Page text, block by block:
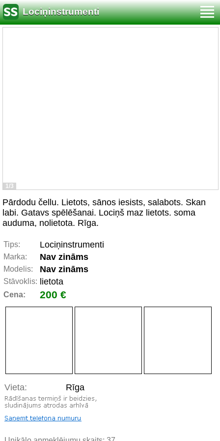
Lociņinstrumenti
1/3
Pārdodu čellu. Lietots, sānos iesists, salabots. Skan
labi. Gatavs spēlēšanai. Lociņš maz lietots. soma
auduma, nolietota. Rīga.
Tips: Lociņinstrumenti
Marka: Nav zināms
Modelis: Nav zināms
Stāvoklis: lietota
Cena: 200 €
Vieta: Rīga